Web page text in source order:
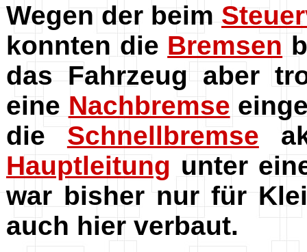
Wegen der beim
konnten die Bremsen
das Fahrzeug aber
eine Nachbremse
die Schnellbremse
Hauptleitung unter
war bisher nur für
auch hier verbaut.